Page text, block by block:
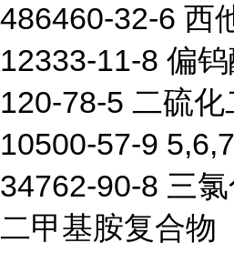
486460-32-6 西
12333-11-8 偏
120-78-5 二硫
10500-57-9
34762-90-8 三
二甲基胺复合物